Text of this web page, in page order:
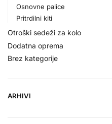
Osnovne palice
Pritrdilni kiti
Otroški sedeži za kolo
Dodatna oprema
Brez kategorije
ARHIVI